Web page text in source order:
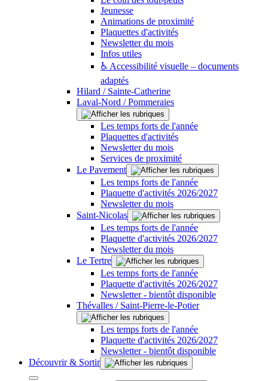
Jeunesse
Animations de proximité
Plaquettes d'activités
Newsletter du mois
Infos utiles
♿ Accessibilité visuelle – documents
adaptés
Hilard / Sainte-Catherine
Laval-Nord / Pommeraies
Les temps forts de l'année
Plaquettes d'activités
Newsletter du mois
Services de proximité
Le Pavement
Les temps forts de l'année
Plaquette d'activités 2026/2027
Newsletter du mois
Saint-Nicolas
Les temps forts de l'année
Plaquette d'activités 2026/2027
Newsletter du mois
Le Tertre
Les temps forts de l'année
Plaquette d'activités 2026/2027
Newsletter - bientôt disponible
Thévalles / Saint-Pierre-le-Potier
Les temps forts de l'année
Plaquette d'activités 2026/2027
Newsletter - bientôt disponible
Découvrir & Sortir